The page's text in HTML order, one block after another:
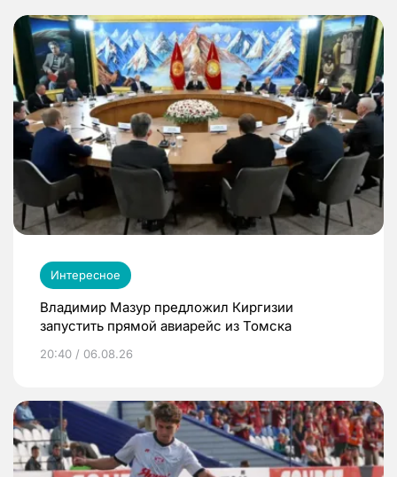
Интересное
Владимир Мазур предложил Киргизии
запустить прямой авиарейс из Томска
20:40 / 06.08.26